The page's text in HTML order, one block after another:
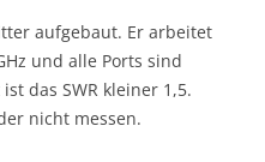
aufgebaut. Er arbeitet
und alle Ports sind
das SWR kleiner 1,5.
nicht messen.